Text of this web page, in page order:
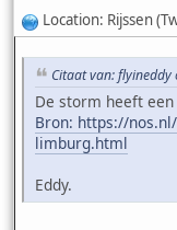
Location: Rijssen
Citaat van:
De storm heeft
Bron: https://
limburg.html
Eddy.